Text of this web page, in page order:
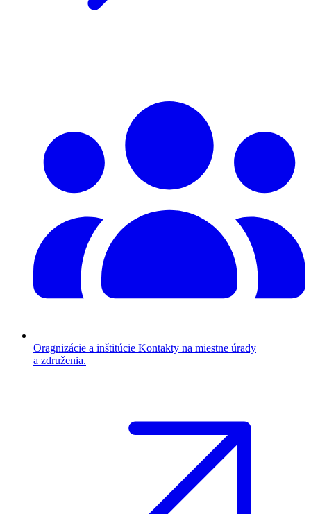
Oragnizácie a inštitúcie Kontakty na miestne úrady
a združenia.